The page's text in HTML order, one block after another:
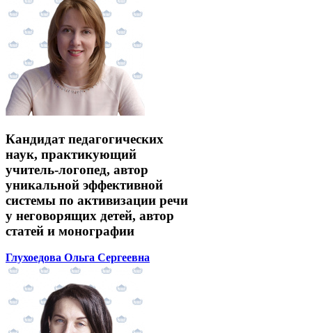
Кандидат педагогических
наук, практикующий
учитель-логопед, автор
уникальной эффективной
системы по активизации речи
у неговорящих детей, автор
статей и монографии
Глухоедова Ольга Сергеевна